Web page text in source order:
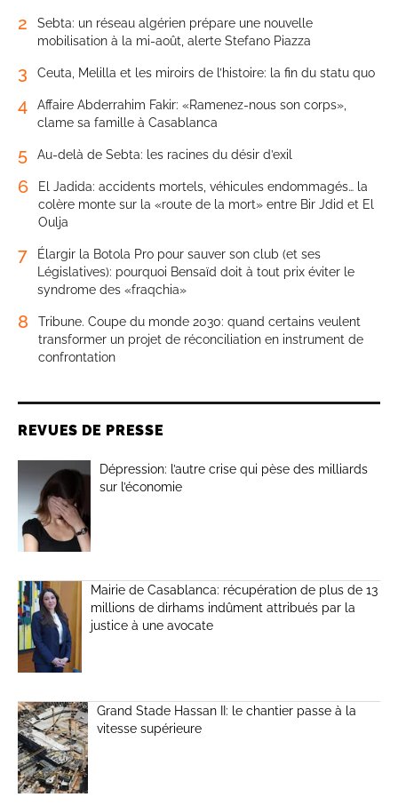
2
Sebta: un réseau algérien prépare une nouvelle
mobilisation à la mi-août, alerte Stefano Piazza
3 Ceuta, Melilla et les miroirs de l’histoire: la fin du statu quo
4
Affaire Abderrahim Fakir: «Ramenez-nous son corps»,
clame sa famille à Casablanca
5 Au-delà de Sebta: les racines du désir d’exil
6
El Jadida: accidents mortels, véhicules endommagés… la
colère monte sur la «route de la mort» entre Bir Jdid et El
Oulja
7
Élargir la Botola Pro pour sauver son club (et ses
Législatives): pourquoi Bensaïd doit à tout prix éviter le
syndrome des «fraqchia»
8
Tribune. Coupe du monde 2030: quand certains veulent
transformer un projet de réconciliation en instrument de
confrontation
REVUES DE PRESSE
Dépression: l’autre crise qui pèse des milliards
sur l’économie
Mairie de Casablanca: récupération de plus de 13
millions de dirhams indûment attribués par la
justice à une avocate
Grand Stade Hassan II: le chantier passe à la
vitesse supérieure